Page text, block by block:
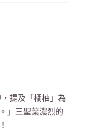
提及「橘柚」為
」三聖葉濃烈的